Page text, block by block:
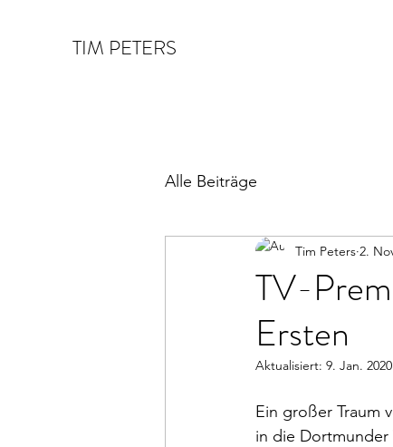
TIM PETERS
Alle Beiträge
TV-
Ersten
Tim Peters 2.
Aktualisiert: 9. Jan. 2020
Ein großer Traum
in die Dortmunder